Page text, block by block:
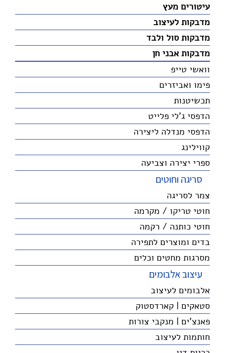
עיטורים מעץ
מדבקות לעיצוב
מדבקות סול ולבד
מדבקות אבני חן
וואשי טייפ
פימו ואביזרים
תכשיטנות
הדפסי ג'לי פלייט
הדפסי מנדלה ליצירה
קווילינג
ספרי יצירה וצביעה
סריגה וחוטים
צמר לסריגה
חוטי טריקו / מקרמה
חוטי כותנה / רקמה
בדים ומוצרים לתפירה
מסרגות מחטים וכלים
עיצוב אלבומים
אלבומים לעיצוב
סטאקים | קארדסטוק
פאנצ'ים | מנקבי צורות
חותמות לעיצוב